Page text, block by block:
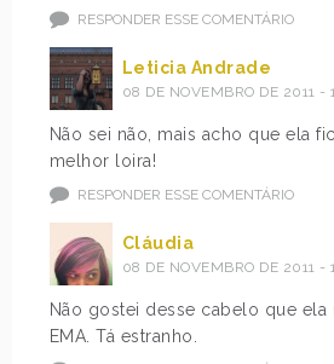
RESPONDER ESSE COMENTÁRIO
Leticia Andrade
08 DE NOVEMBRO DE 2011 -
Não sei não, mais acho que ela
melhor loira!
RESPONDER ESSE COMENTÁRIO
Cláudia
08 DE NOVEMBRO DE 2011 -
Não gostei desse cabelo que ela
EMA. Tá estranho.